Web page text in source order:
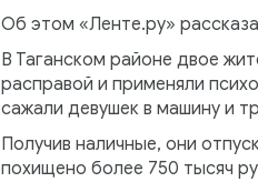
Об этом «Ленте.ру»
В Таганском районе двое
расправой и применяли
сажали девушек в машину и
Получив наличные, они
похищено более 750 тысяч